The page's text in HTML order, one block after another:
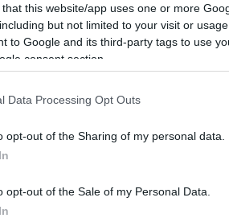
that this website/app uses one or more
but not limited to your visit or
to Google and its third-party tags to use
consent section.
Data Processing Opt Outs
opt-out of the Sharing of my personal data.
opt-out of the Sale of my Personal Data.
&
ΕΞΑΓΟΡΕΣ - ΣΥΓΧΩΝΕΥΣΕΙΣ
Η Check Point
με στόχο τον
28.05.2025